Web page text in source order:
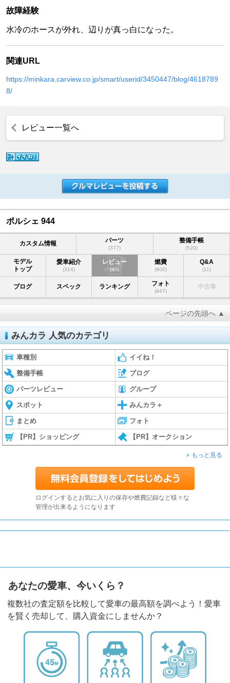
故障経験
水冷のホースが外れ、辺りが真っ白になった。
関連URL
https://minkara.carview.co.jp/smart/userid/3450447/blog/4618789
8/
レビュー一覧へ
ポルシェ 944
カスタム情報 パーツ
(377)
整備手帳
(520)
モデル
トップ
愛車紹介
(314)
レビュー
(40)
燃費
(800)
Q&A
(11)
ブログ スペック ランキング フォト
(447)
中古車
ページの先頭へ ▲
みんカラ 人気のカテゴリ
車種別 イイね！
整備手帳 ブログ
パーツレビュー グループ
スポット みんカラ＋
まとめ フォト
【PR】ショッピング 【PR】オークション
もっと見る
ログインするとお気に入りの保存や燃費記録など様々な
管理が出来るようになります
あなたの愛車、今いくら？
複数社の査定額を比較して愛車の最高額を調べよう！愛車
を賢く売却して、購入資金にしませんか？